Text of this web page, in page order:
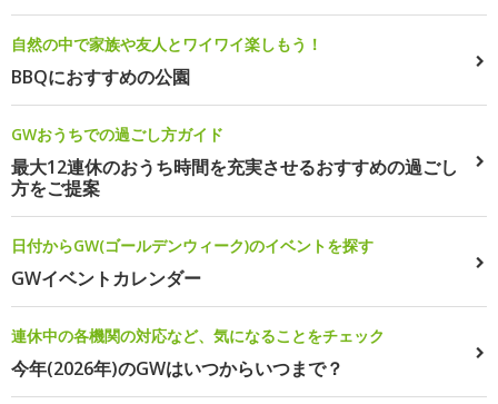
自然の中で家族や友人とワイワイ楽しもう！
BBQにおすすめの公園
GWおうちでの過ごし方ガイド
最大12連休のおうち時間を充実させるおすすめの過ごし
方をご提案
日付からGW(ゴールデンウィーク)のイベントを探す
GWイベントカレンダー
連休中の各機関の対応など、気になることをチェック
今年(2026年)のGWはいつからいつまで？